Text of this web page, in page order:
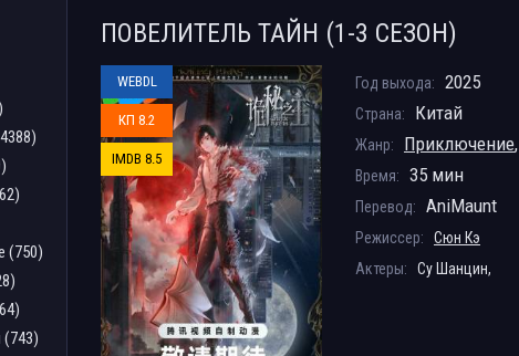
ПОВЕЛИТЕЛЬ ТАЙН (1-3 СЕЗОН)
WEBDL
КП 8.2
IMDB 8.5
Год выхода: 2025
Страна: Китай
Жанр: Приключение,
Время: 35 мин
Перевод: AniMaunt
Режиссер:
Сюн Кэ
Актеры:
Су Шанцин,
(750)